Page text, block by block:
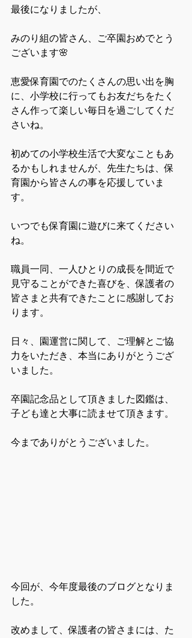
最後になりましたが、
みのり組の皆さん、ご卒園おめでとう
ございます🌸
恵愛保育園でのたくさんの思い出を胸
に、小学校に行ってもお友だちをたく
さん作って楽しい毎日を過ごしてくだ
さいね。
初めての小学校生活で大変なこともあ
るかもしれませんが、先生たちは、保
育園から皆さんの事を応援していま
す。
いつでも保育園に遊びに来てください
ね。
職員一同、一人ひとりの成長を間近で
見守ることができた喜びを、保護者の
皆さまと共有できたことに感謝してお
ります。
日々、園運営に関して、ご理解とご協
力をいただき、本当にありがとうござ
いました。
卒園記念品として頂きました図鑑は、
子ども達と大事に読ませて頂きます。
今までありがとうございました。
今回が、今年度最後のブログとなりま
した。
改めまして、保護者の皆さまには、た